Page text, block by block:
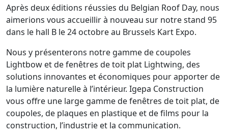
Après deux éditions réussies du Belgian Roof Day, nous
aimerions vous accueillir à nouveau sur notre stand 95
dans le hall B le 24 octobre au Brussels Kart Expo.
Nous y présenterons notre gamme de coupoles
Lightbow et de fenêtres de toit plat Lightwing, des
solutions innovantes et économiques pour apporter de
la lumière naturelle à l’intérieur. Igepa Construction
vous offre une large gamme de fenêtres de toit plat, de
coupoles, de plaques en plastique et de films pour la
construction, l’industrie et la communication.